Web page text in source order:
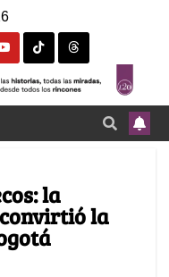
la
la